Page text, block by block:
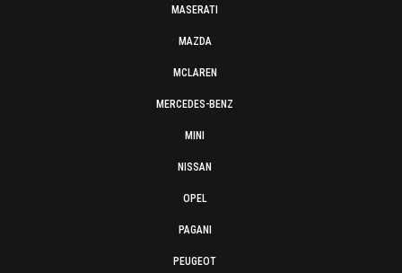
MASERATI
MAZDA
MCLAREN
MERCEDES-BENZ
MINI
NISSAN
OPEL
PAGANI
PEUGEOT